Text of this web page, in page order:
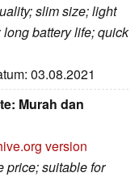
slim size; light
battery life; quick
03.08.2021
Murah dan
version
price; suitable for